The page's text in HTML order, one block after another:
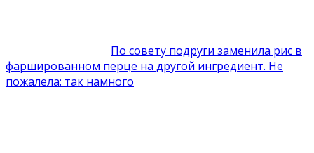
По совету подруги заменила рис в
фаршированном перце на другой ингредиент. Не
пожалела: так намного